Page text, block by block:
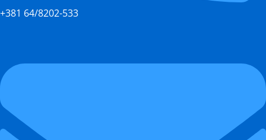
+381 64/8202-533